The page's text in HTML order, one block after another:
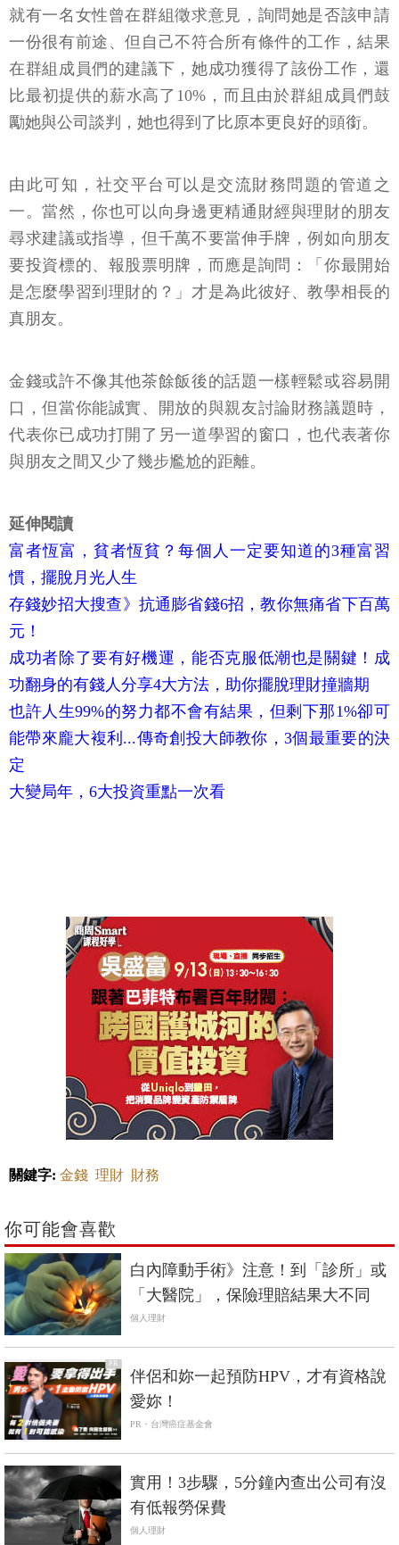
就有一名女性曾在群組徵求意見，詢問她是否該申請
一份很有前途、但自己不符合所有條件的工作，結果
在群組成員們的建議下，她成功獲得了該份工作，還
比最初提供的薪水高了10%，而且由於群組成員們鼓
勵她與公司談判，她也得到了比原本更良好的頭銜。
由此可知，社交平台可以是交流財務問題的管道之
一。當然，你也可以向身邊更精通財經與理財的朋友
尋求建議或指導，但千萬不要當伸手牌，例如向朋友
要投資標的、報股票明牌，而應是詢問：「你最開始
是怎麼學習到理財的？」才是為此彼好、教學相長的
真朋友。
金錢或許不像其他茶餘飯後的話題一樣輕鬆或容易開
口，但當你能誠實、開放的與親友討論財務議題時，
代表你已成功打開了另一道學習的窗口，也代表著你
與朋友之間又少了幾步尷尬的距離。
延伸閱讀
富者恆富，貧者恆貧？每個人一定要知道的3種富習
慣，擺脫月光人生
存錢妙招大搜查》抗通膨省錢6招，教你無痛省下百萬
元！
成功者除了要有好機運，能否克服低潮也是關鍵！成
功翻身的有錢人分享4大方法，助你擺脫理財撞牆期
也許人生99%的努力都不會有結果，但剩下那1%卻可
能帶來龐大複利...傳奇創投大師教你，3個最重要的決
定
大變局年，6大投資重點一次看
關鍵字: 金錢 理財 財務
你可能會喜歡
白內障動手術》注意！到「診所」或
「大醫院」，保險理賠結果大不同
個人理財
PR
伴侶和妳一起預防HPV，才有資格說
愛妳！
PR・台灣癌症基金會
實用！3步驟，5分鐘內查出公司有沒
有低報勞保費
個人理財